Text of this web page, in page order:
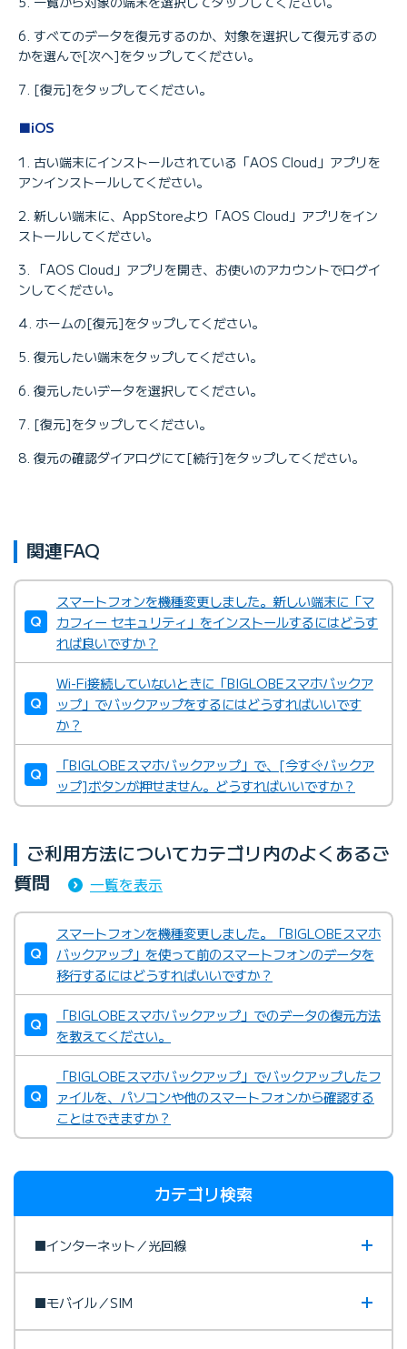
すべてのデータを復元するのか、対象を選択して復元するの
かを選んで[次へ]をタップしてください。
[復元]をタップしてください。
■iOS
古い端末にインストールされている「AOS Cloud」アプリを
アンインストールしてください。
新しい端末に、AppStoreより「AOS Cloud」アプリをイン
ストールしてください。
「AOS Cloud」アプリを開き、お使いのアカウントでログイ
ンしてください。
ホームの[復元]をタップしてください。
復元したい端末をタップしてください。
復元したいデータを選択してください。
[復元]をタップしてください。
復元の確認ダイアログにて[続行]をタップしてください。
関連FAQ
スマートフォンを機種変更しました。新しい端末に「マ
カフィー セキュリティ」をインストールするにはどうす
れば良いですか？
Wi-Fi接続していないときに「BIGLOBEスマホバックア
ップ」でバックアップをするにはどうすればいいです
か？
「BIGLOBEスマホバックアップ」で、[今すぐバックア
ップ]ボタンが押せません。どうすればいいですか？
ご利用方法についてカテゴリ内のよくあるご
質問
一覧を表示
スマートフォンを機種変更しました。「BIGLOBEスマホ
バックアップ」を使って前のスマートフォンのデータを
移行するにはどうすればいいですか？
「BIGLOBEスマホバックアップ」でのデータの復元方法
を教えてください。
「BIGLOBEスマホバックアップ」でバックアップしたフ
ァイルを、パソコンや他のスマートフォンから確認する
ことはできますか？
カテゴリ検索
■インターネット／光回線
■モバイル／SIM